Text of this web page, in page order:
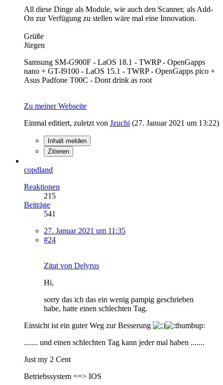
All diese Dinge als Module, wie auch den Scanner, als Add-
On zur Verfügung zu stellen wäre mal eine Innovation.
Grüße
Jürgen
Samsung SM-G900F - LaOS 18.1 - TWRP - OpenGapps
nano + GT-I9100 - LaOS 15.1 - TWRP - OpenGapps pico +
Asus Padfone T00C - Dont drink as root
Zu meiner Webseite
Einmal editiert, zuletzt von Jzuchi (27. Januar 2021 um 13:22)
Inhalt melden
Zitieren
copdland
Reaktionen
215
Beiträge
541
27. Januar 2021 um 11:35
#24
Zitat von Delyrus
Hi,
sorry das ich das ein wenig pampig geschrieben
habe, hatte einen schlechten Tag.
Einsicht ist ein guter Weg zur Besserung
....... und einen schlechten Tag kann jeder mal haben .......
Just my 2 Cent
Betriebssystem ==> IOS